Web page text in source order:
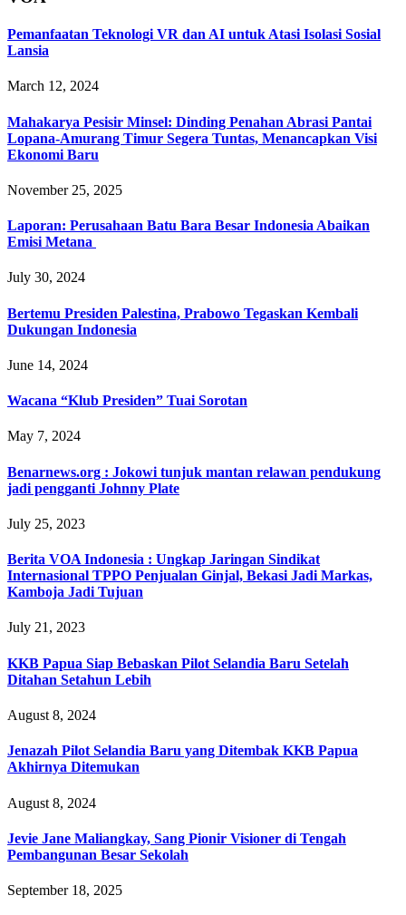
Pemanfaatan Teknologi VR dan AI untuk Atasi Isolasi Sosial
Lansia
March 12, 2024
Mahakarya Pesisir Minsel: Dinding Penahan Abrasi Pantai
Lopana-Amurang Timur Segera Tuntas, Menancapkan Visi
Ekonomi Baru
November 25, 2025
Laporan: Perusahaan Batu Bara Besar Indonesia Abaikan
Emisi Metana
July 30, 2024
Bertemu Presiden Palestina, Prabowo Tegaskan Kembali
Dukungan Indonesia
June 14, 2024
Wacana “Klub Presiden” Tuai Sorotan
May 7, 2024
Benarnews.org : Jokowi tunjuk mantan relawan pendukung
jadi pengganti Johnny Plate
July 25, 2023
Berita VOA Indonesia : Ungkap Jaringan Sindikat
Internasional TPPO Penjualan Ginjal, Bekasi Jadi Markas,
Kamboja Jadi Tujuan
July 21, 2023
KKB Papua Siap Bebaskan Pilot Selandia Baru Setelah
Ditahan Setahun Lebih
August 8, 2024
Jenazah Pilot Selandia Baru yang Ditembak KKB Papua
Akhirnya Ditemukan
August 8, 2024
Jevie Jane Maliangkay, Sang Pionir Visioner di Tengah
Pembangunan Besar Sekolah
September 18, 2025